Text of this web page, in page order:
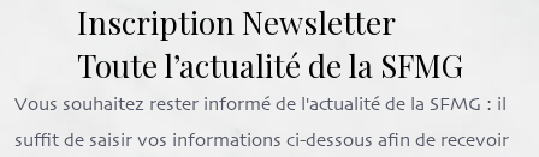
Inscription Newsletter
Toute l’actualité de la SFMG
Vous souhaitez rester informé de l'actualité de la SFMG : il
suffit de saisir vos informations ci-dessous afin de recevoir